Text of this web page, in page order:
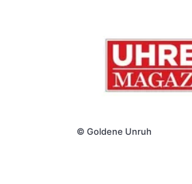
© Goldene Unruh